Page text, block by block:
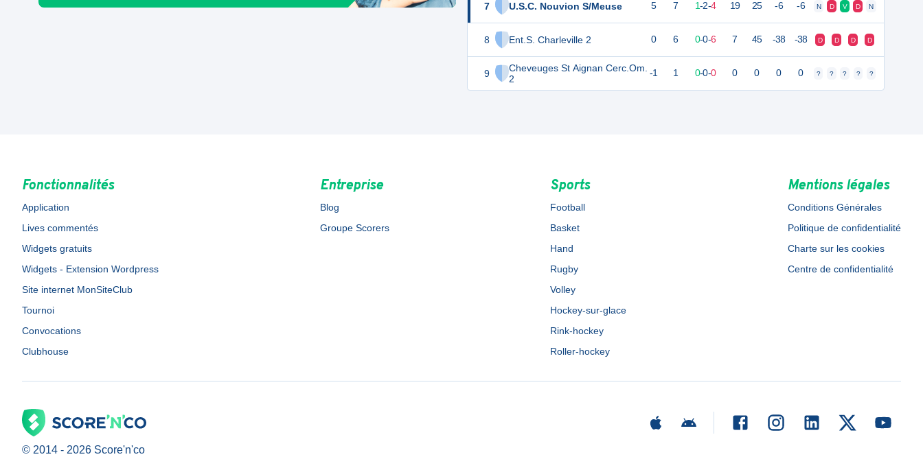
7 U.S.C. Nouvion S/Meuse
8 Ent.S. Charleville 2
9
Cheveuges St Aignan Cerc.Om.
2
5 7 1-2-4 19 25 -6 -6 N D V D N
0 6 0-0-6 7 45 -38 -38 D D D D
-1 1 0-0-0 0 0 0 0 ? ? ? ? ?
Fonctionnalités
Application
Lives commentés
Widgets gratuits
Widgets - Extension Wordpress
Site internet MonSiteClub
Tournoi
Convocations
Clubhouse
Entreprise
Blog
Groupe Scorers
Sports
Football
Basket
Hand
Rugby
Volley
Hockey-sur-glace
Rink-hockey
Roller-hockey
Mentions légales
Conditions Générales
Politique de confidentialité
Charte sur les cookies
Centre de confidentialité
© 2014 - 2026 Score'n'co